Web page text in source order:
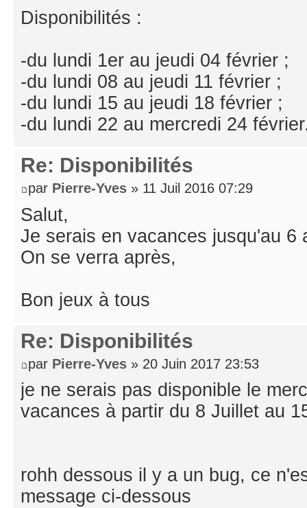
Disponibilités :
-du lundi 1er au jeudi 04 février ;
-du lundi 08 au jeudi 11 février ;
-du lundi 15 au jeudi 18 février ;
-du lundi 22 au mercredi 24
Re: Disponibilités
par Pierre-Yves » 11 Juil 2016 07:29
Salut,
Je serais en vacances jusqu'au 6
On se verra après,
Bon jeux à tous
Re: Disponibilités
par Pierre-Yves » 20 Juin 2017 23:53
je ne serais pas disponible le
vacances à partir du 8 Juillet au
rohh dessous il y a un bug, ce
message ci-dessous